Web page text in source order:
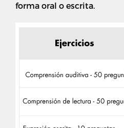
forma oral o escrita.